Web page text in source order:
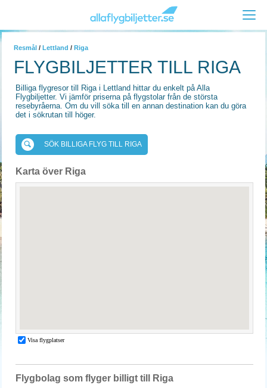
Resmål / Lettland / Riga
FLYGBILJETTER TILL RIGA
Billiga flygresor till Riga i Lettland hittar du enkelt på Alla
Flygbiljetter. Vi jämför priserna på flygstolar från de största
resebyråerna. Om du vill söka till en annan destination kan du göra
det i sökrutan till höger.
SÖK BILLIGA FLYG TILL RIGA
Karta över Riga
Flygbolag som flyger billigt till Riga